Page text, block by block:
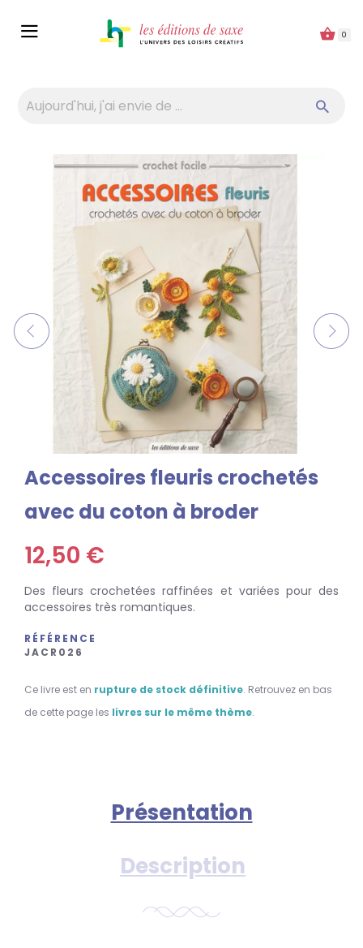
0
Accessoires fleuris crochetés
avec du coton à broder
12,50 €
Des fleurs crochetées raffinées et variées pour des
accessoires très romantiques.
RÉFÉRENCE
JACR026
Ce livre est en rupture de stock définitive. Retrouvez en bas
de cette page les livres sur le même thème.
Présentation
Description